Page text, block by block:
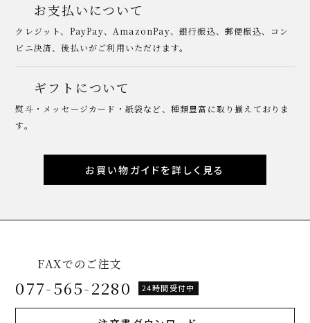
お支払いについて
クレジット、PayPay、AmazonPay、銀行振込、郵便振込、コン
ビニ決済、後払いがご利用いただけます。
ギフトについて
熨斗・メッセージカード・紙袋など、種類豊富に取り揃えておりま
す。
お買い物ガイドを詳しく見る
FAXでのご注文
077-565-2280 24時間受付中